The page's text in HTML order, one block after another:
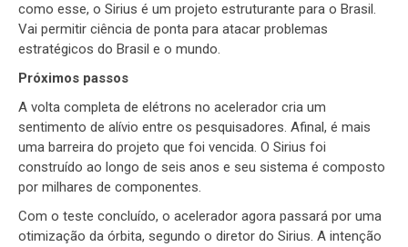
como esse, o Sirius é um projeto estruturante para o Brasil.
Vai permitir ciência de ponta para atacar problemas
estratégicos do Brasil e o mundo.
Próximos passos
A volta completa de elétrons no acelerador cria um
sentimento de alívio entre os pesquisadores. Afinal, é mais
uma barreira do projeto que foi vencida. O Sirius foi
construído ao longo de seis anos e seu sistema é composto
por milhares de componentes.
Com o teste concluído, o acelerador agora passará por uma
otimização da órbita, segundo o diretor do Sirius. A intenção